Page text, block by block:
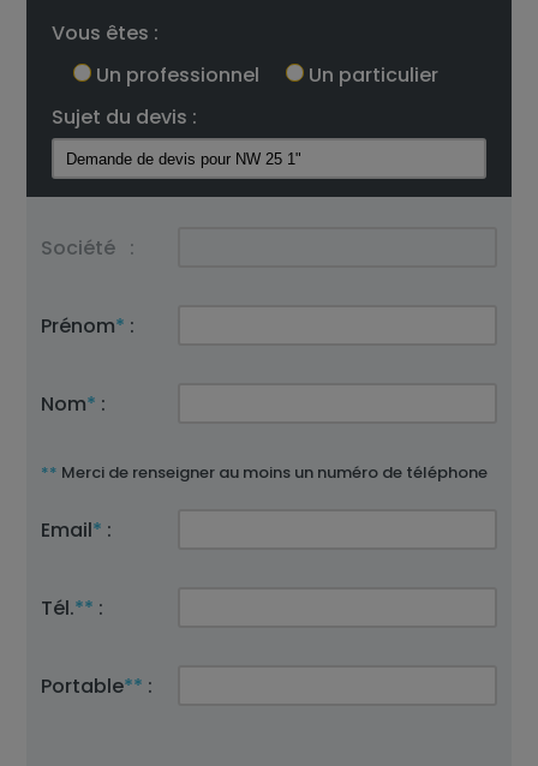
Vous êtes :
Un professionnel
Un particulier
Sujet du devis :
Société :
Prénom* :
Nom* :
** Merci de renseigner au moins un numéro de téléphone
Email* :
Tél.** :
Portable** :